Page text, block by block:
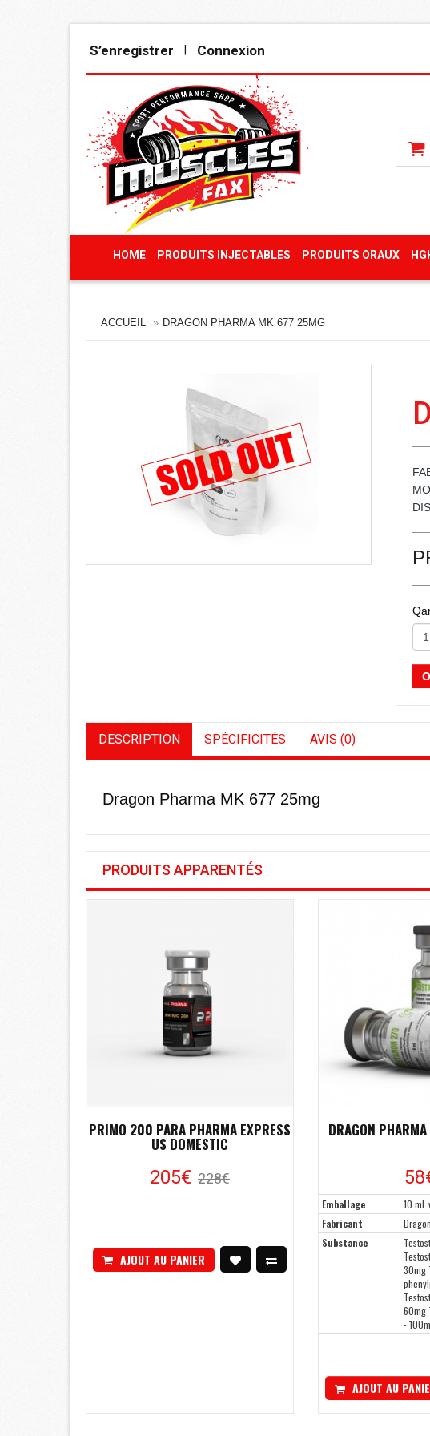
S’enregistrer Connexion
HOME PRODUITS INJECTABLES PRODUITS ORAUX
ACCUEIL DRAGON PHARMA MK 677 25MG
DESCRIPTION SPÉCIFICITÉS AVIS (0)
Dragon Pharma MK 677 25mg
PRODUITS APPARENTÉS
PRIMO 200 PARA PHARMA EXPRESS
US DOMESTIC
205€ 228€
AJOUT AU PANIER
DRAGON
Emballage
10
Fabricant
Substance
30mg
60mg
-
AJOUT AU